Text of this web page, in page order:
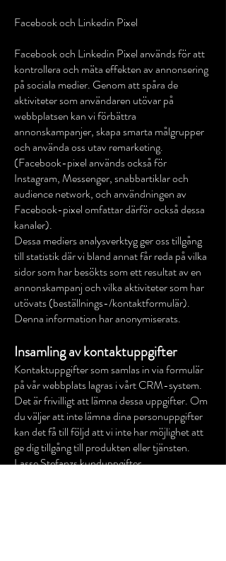
Facebook och Linkedin Pixel
Facebook och Linkedin Pixel används för att
kontrollera och mäta effekten av annonsering
på sociala medier. Genom att spåra de
aktiviteter som användaren utövar på
webbplatsen kan vi förbättra
annonskampanjer, skapa smarta målgrupper
och använda oss utav remarketing.
(Facebook-pixel används också för
Instagram, Messenger, snabbartiklar och
audience network, och användningen av
Facebook-pixel omfattar därför också dessa
kanaler).
Dessa mediers analysverktyg ger oss tillgång
till statistik där vi bland annat får reda på vilka
sidor som har besökts som ett resultat av en
annonskampanj och vilka aktiviteter som har
utövats (beställnings-/kontaktformulär).
Denna information har anonymiserats.
Insamling av kontaktuppgifter
Kontaktuppgifter som samlas in via formulär
på vår webbplats lagras i vårt CRM-system.
Det är frivilligt att lämna dessa uppgifter. Om
du väljer att inte lämna dina personuppgifter
kan det få till följd att vi inte har möjlighet att
ge dig tillgång till produkten eller tjänsten.
Lasse Stefanzs kunduppgifter